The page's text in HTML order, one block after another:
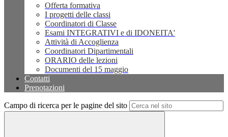
Offerta formativa
I progetti delle classi
Coordinatori di Classe
Esami INTEGRATIVI e di IDONEITA'
Attività di Accoglienza
Coordinatori Dipartimentali
ORARIO delle lezioni
Documenti del 15 maggio
Contatti
Prenotazioni
Campo di ricerca per le pagine del sito